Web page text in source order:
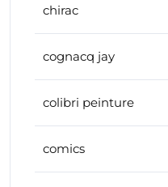
chirac
cognacq jay
colibri peinture
comics